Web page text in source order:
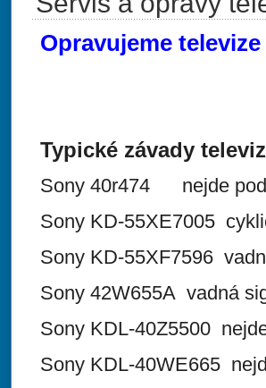
Opravujeme televize
Typické závady
Sony 40r474 nejde
Sony KD-55XE7005
Sony KD-55XF7596
Sony 42W655A vadná
Sony KDL-40Z5500
Sony KDL-40WE665